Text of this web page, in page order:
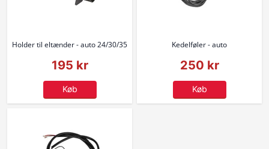
Holder til eltænder - auto 24/30/35
195 kr
Køb
Kedelføler - auto
250 kr
Køb